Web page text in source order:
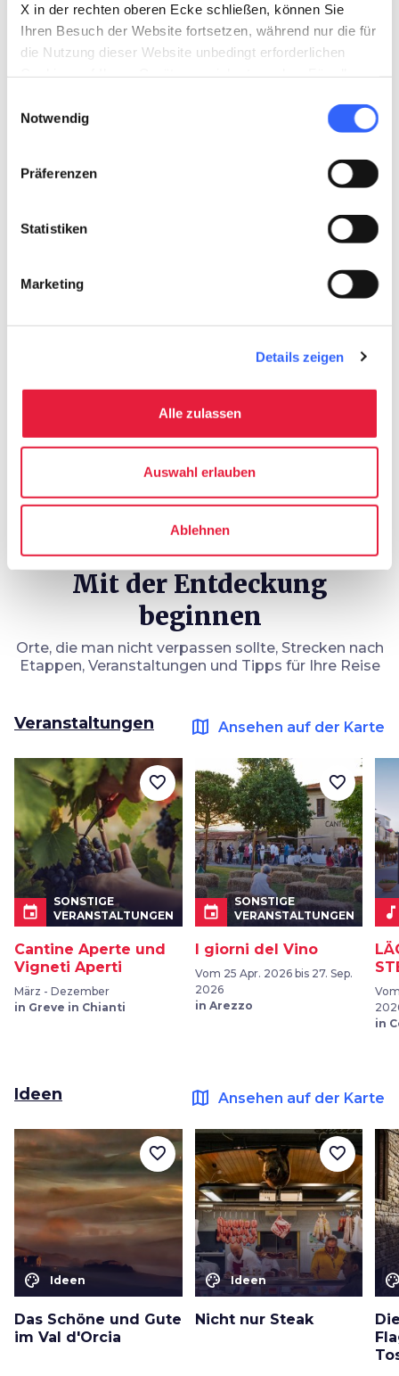
X in der rechten oberen Ecke schließen, können Sie
Ihren Besuch der Website fortsetzen, während nur die für
die Nutzung dieser Website unbedingt erforderlichen
Zustimmung.
Notwendig
Präferenzen
Statistiken
Marketing
Details zeigen
Alle zulassen
Auswahl erlauben
Ablehnen
Kondensatableitung in dem Testo. Das
Lammfleisch übertraf alle unsere
der ganz im Zeichen intensiver Aromen und
Winkel der Toskana stand.
Planen
hotel Übernachten chevron_right
Mit der Entdeckung
beginnen
Orte, die man nicht verpassen sollte, Strecken nach
Etappen, Veranstaltungen und Tipps für Ihre Reise
Veranstaltungen map Ansehen auf der Karte
event
SONSTIGE
VERANSTALTUNGEN
Cantine Aperte und
Vigneti Aperti
März - Dezember
in Greve in Chianti
favorite_border
event
SONSTIGE
VERANSTALTUNGEN
I giorni del Vino
Vom 25 Apr. 2026 bis 27. Sep.
2026
in Arezzo
favorite_border
in
Ideen map Ansehen auf der Karte
color_lens Ideen
Das Schöne und Gute
im Val d'Orcia
favorite_border
color_lens Ideen
Nicht nur Steak
favorite_border